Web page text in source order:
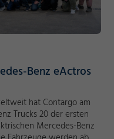
Benz eActros
hat Contargo am
Trucks 20 der ersten
Mercedes-Benz